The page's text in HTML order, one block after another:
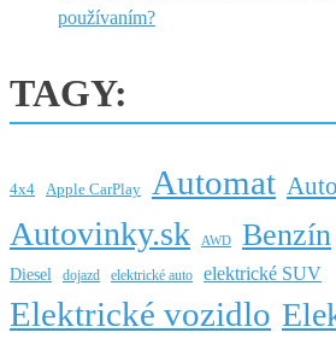
používaním?
TAGY:
4x4 Apple CarPlay Automat
Autovinky.sk AWD Benzín
Diesel dojazd elektrické auto elektrické SUV
Elektrické vozidlo